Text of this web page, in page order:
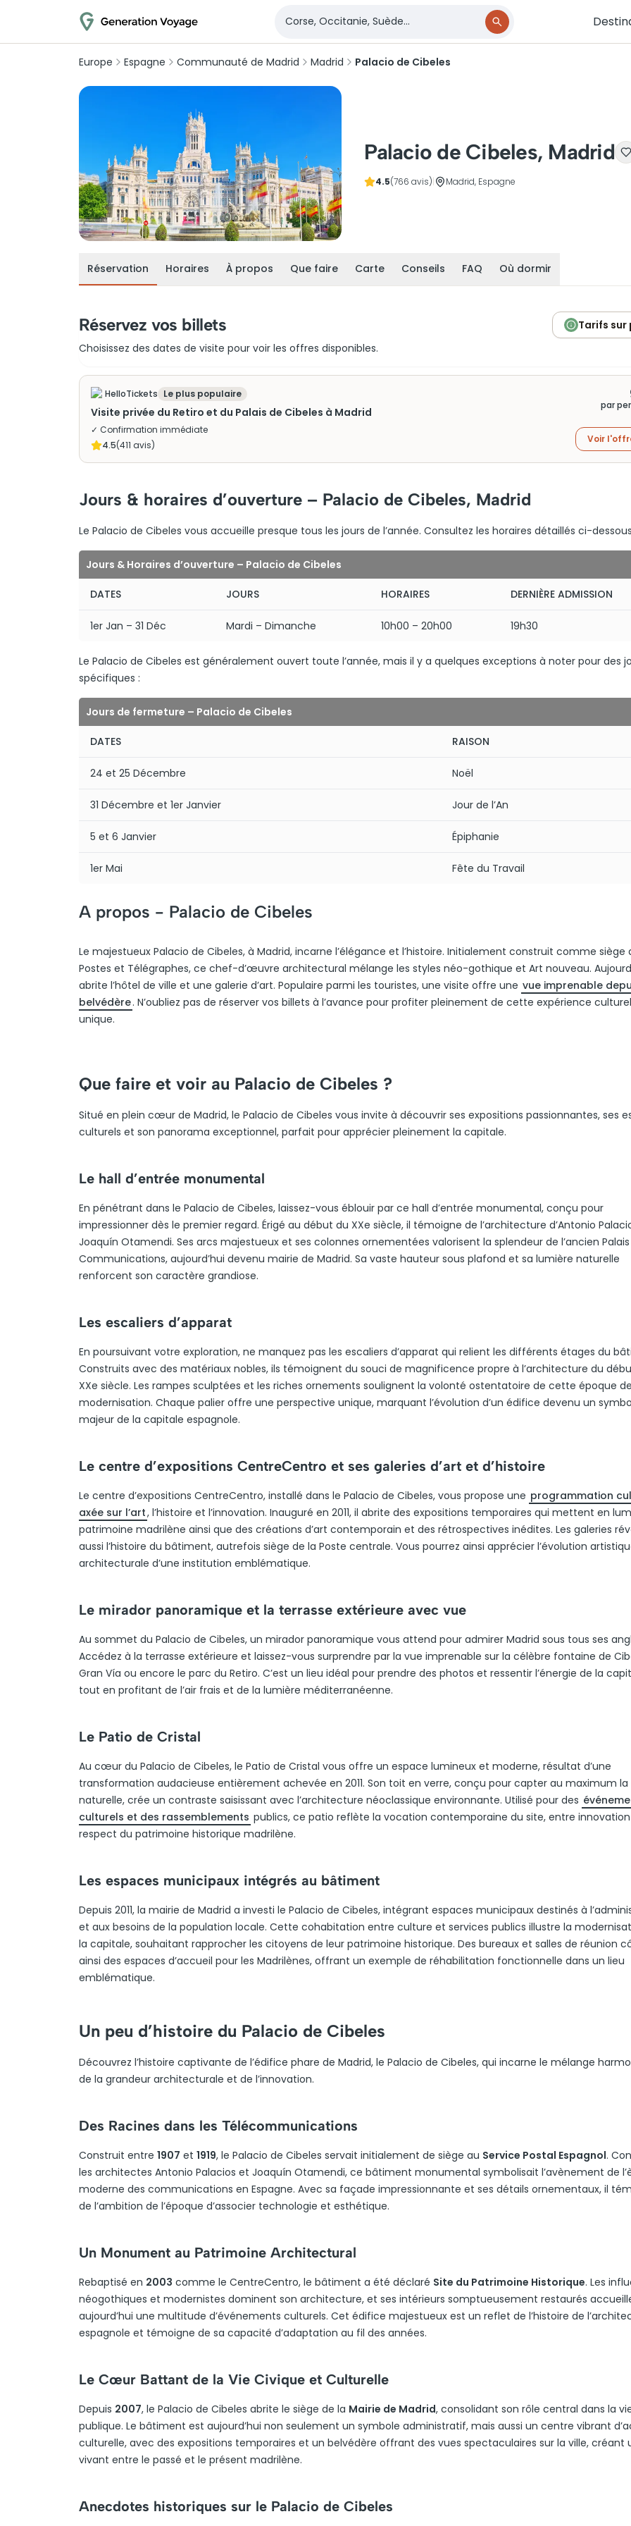
Europe Espagne Communauté de Madrid Madrid Palacio de Cibeles
Palacio de Cibeles, Madrid
4.5(766 avis) Madrid, Espagne
Réservation Horaires À propos Que faire Carte Conseils FAQ Où dormir
Réservez vos billets
Choisissez des dates de visite pour voir les offres disponibles.
Tarifs sur
HelloTickets Le plus populaire
Visite privée du Retiro et du Palais de Cibeles à Madrid
✓ Confirmation immédiate
4.5(411 avis)
par
Voir
Jours & horaires d’ouverture – Palacio de Cibeles, Madrid
Le Palacio de Cibeles vous accueille presque tous les jours de l’année. Consultez les horaires détaillés ci-
Jours & Horaires d’ouverture – Palacio de Cibeles
DATES JOURS HORAIRES DERNIÈRE ADMISSION
1er Jan – 31 Déc Mardi – Dimanche 10h00 – 20h00 19h30
Le Palacio de Cibeles est généralement ouvert toute l’année, mais il y a quelques exceptions à noter pour des
spécifiques :
Jours de fermeture – Palacio de Cibeles
DATES RAISON
24 et 25 Décembre Noël
31 Décembre et 1er Janvier Jour de l’An
5 et 6 Janvier Épiphanie
1er Mai Fête du Travail
A propos - Palacio de Cibeles
Le majestueux Palacio de Cibeles, à Madrid, incarne l’élégance et l’histoire. Initialement construit comme siège
Postes et Télégraphes, ce chef-d’œuvre architectural mélange les styles néo-gothique et Art nouveau.
abrite l’hôtel de ville et une galerie d’art. Populaire parmi les touristes, une visite offre une vue imprenable
belvédère. N’oubliez pas de réserver vos billets à l’avance pour profiter pleinement de cette expérience
unique.
Que faire et voir au Palacio de Cibeles ?
Situé en plein cœur de Madrid, le Palacio de Cibeles vous invite à découvrir ses expositions passionnantes, ses
culturels et son panorama exceptionnel, parfait pour apprécier pleinement la capitale.
Le hall d’entrée monumental
En pénétrant dans le Palacio de Cibeles, laissez-vous éblouir par ce hall d’entrée monumental, conçu pour
impressionner dès le premier regard. Érigé au début du XXe siècle, il témoigne de l’architecture d’Antonio
Joaquín Otamendi. Ses arcs majestueux et ses colonnes ornementées valorisent la splendeur de l’ancien
Communications, aujourd’hui devenu mairie de Madrid. Sa vaste hauteur sous plafond et sa lumière naturelle
renforcent son caractère grandiose.
Les escaliers d’apparat
En poursuivant votre exploration, ne manquez pas les escaliers d’apparat qui relient les différents étages du
Construits avec des matériaux nobles, ils témoignent du souci de magnificence propre à l’architecture du
XXe siècle. Les rampes sculptées et les riches ornements soulignent la volonté ostentatoire de cette époque
modernisation. Chaque palier offre une perspective unique, marquant l’évolution d’un édifice devenu un
majeur de la capitale espagnole.
Le centre d’expositions CentreCentro et ses galeries d’art et d’histoire
Le centre d’expositions CentreCentro, installé dans le Palacio de Cibeles, vous propose une programmation
axée sur l’art, l’histoire et l’innovation. Inauguré en 2011, il abrite des expositions temporaires qui mettent en
patrimoine madrilène ainsi que des créations d’art contemporain et des rétrospectives inédites. Les galeries
aussi l’histoire du bâtiment, autrefois siège de la Poste centrale. Vous pourrez ainsi apprécier l’évolution
architecturale d’une institution emblématique.
Le mirador panoramique et la terrasse extérieure avec vue
Au sommet du Palacio de Cibeles, un mirador panoramique vous attend pour admirer Madrid sous tous ses
Accédez à la terrasse extérieure et laissez-vous surprendre par la vue imprenable sur la célèbre fontaine de
Gran Vía ou encore le parc du Retiro. C’est un lieu idéal pour prendre des photos et ressentir l’énergie de la
tout en profitant de l’air frais et de la lumière méditerranéenne.
Le Patio de Cristal
Au cœur du Palacio de Cibeles, le Patio de Cristal vous offre un espace lumineux et moderne, résultat d’une
transformation audacieuse entièrement achevée en 2011. Son toit en verre, conçu pour capter au maximum
naturelle, crée un contraste saisissant avec l’architecture néoclassique environnante. Utilisé pour des
culturels et des rassemblements publics, ce patio reflète la vocation contemporaine du site, entre
respect du patrimoine historique madrilène.
Les espaces municipaux intégrés au bâtiment
Depuis 2011, la mairie de Madrid a investi le Palacio de Cibeles, intégrant espaces municipaux destinés à
et aux besoins de la population locale. Cette cohabitation entre culture et services publics illustre la
la capitale, souhaitant rapprocher les citoyens de leur patrimoine historique. Des bureaux et salles de réunion
ainsi des espaces d’accueil pour les Madrilènes, offrant un exemple de réhabilitation fonctionnelle dans un lieu
emblématique.
Un peu d’histoire du Palacio de Cibeles
Découvrez l’histoire captivante de l’édifice phare de Madrid, le Palacio de Cibeles, qui incarne le mélange
de la grandeur architecturale et de l’innovation.
Des Racines dans les Télécommunications
Construit entre 1907 et 1919, le Palacio de Cibeles servait initialement de siège au Service Postal Espagnol.
les architectes Antonio Palacios et Joaquín Otamendi, ce bâtiment monumental symbolisait l’avènement de
moderne des communications en Espagne. Avec sa façade impressionnante et ses détails ornementaux, il
de l’ambition de l’époque d’associer technologie et esthétique.
Un Monument au Patrimoine Architectural
Rebaptisé en 2003 comme le CentreCentro, le bâtiment a été déclaré Site du Patrimoine Historique. Les
néogothiques et modernistes dominent son architecture, et ses intérieurs somptueusement restaurés
aujourd’hui une multitude d’événements culturels. Cet édifice majestueux est un reflet de l’histoire de
espagnole et témoigne de sa capacité d’adaptation au fil des années.
Le Cœur Battant de la Vie Civique et Culturelle
Depuis 2007, le Palacio de Cibeles abrite le siège de la Mairie de Madrid, consolidant son rôle central dans la
publique. Le bâtiment est aujourd’hui non seulement un symbole administratif, mais aussi un centre vibrant
culturelle, avec des expositions temporaires et un belvédère offrant des vues spectaculaires sur la ville, créant
vivant entre le passé et le présent madrilène.
Anecdotes historiques sur le Palacio de Cibeles